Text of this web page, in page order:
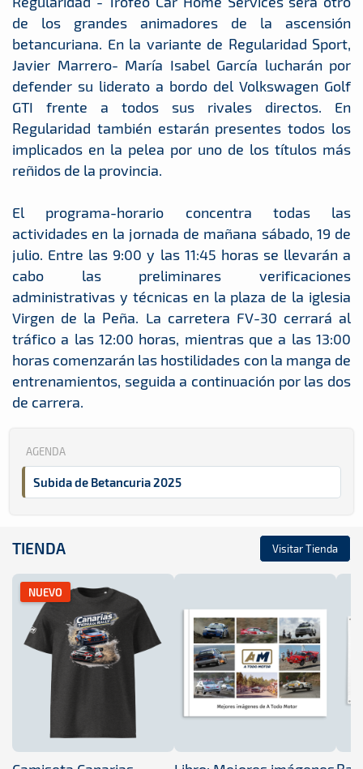
de los grandes animadores de la ascensión
betancuriana. En la variante de Regularidad Sport,
Javier Marrero- María Isabel García lucharán por
defender su liderato a bordo del Volkswagen Golf
GTI frente a todos sus rivales directos. En
Regularidad también estarán presentes todos los
implicados en la pelea por uno de los títulos más
reñidos de la provincia.
El programa-horario concentra todas las
actividades en la jornada de mañana sábado, 19 de
julio. Entre las 9:00 y las 11:45 horas se llevarán a
cabo las preliminares verificaciones
administrativas y técnicas en la plaza de la iglesia
Virgen de la Peña. La carretera FV-30 cerrará al
tráfico a las 12:00 horas, mientras que a las 13:00
horas comenzarán las hostilidades con la manga de
entrenamientos, seguida a continuación por las dos
de carrera.
AGENDA
Subida de Betancuria 2025
TIENDA Visitar Tienda
NUEVO